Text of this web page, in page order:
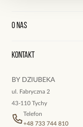
Reklamacje i zwroty
Edycja profilu
O nas
Oryginalne naszyjniki,
Kontakt
BY DZIUBEKA
ul. Fabryczna 2
43-110 Tychy
Telefon
+48 733 744 810